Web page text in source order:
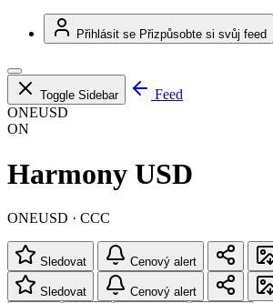
Přihlásit se Přizpůsobte si svůj feed
Toggle Sidebar
Feed
ONEUSD
ON
Harmony USD
ONEUSD · CCC
Sledovat Cenový alert
Sledovat
Cenový alert